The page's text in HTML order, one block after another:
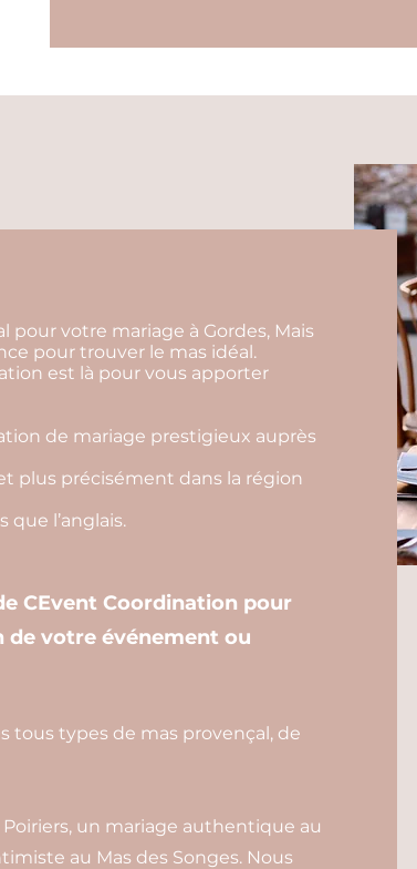
votre mariage à Gordes, Mais
pour trouver le mas idéal.
est là pour vous apporter
de mariage prestigieux auprès
plus précisément dans la région
que l’anglais.
CEvent Coordination pour
votre événement ou
tous types de mas provençal, de
un mariage authentique au
au Mas des Songes. Nous